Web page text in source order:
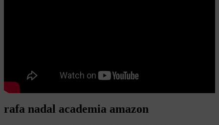
rafa nadal academia amazon